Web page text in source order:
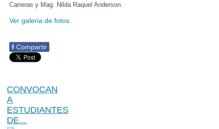
Carreras y Mag. Nilda Raquel Anderson.
Ver galeria de fotos.
f Compartir
CONVOCAN
A
ESTUDIANTES
DE...